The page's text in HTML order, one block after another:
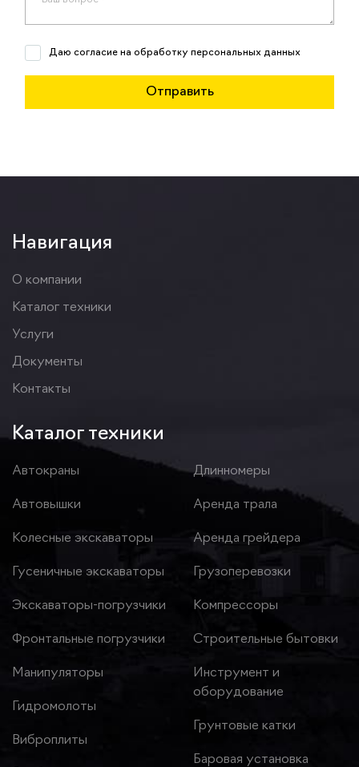
Даю согласие на обработку персональных данных
Навигация
О компании
Каталог техники
Услуги
Документы
Контакты
Каталог техники
Автокраны
Автовышки
Колесные экскаваторы
Гусеничные экскаваторы
Экскаваторы-погрузчики
Фронтальные погрузчики
Манипуляторы
Гидромолоты
Виброплиты
Длинномеры
Аренда трала
Аренда грейдера
Грузоперевозки
Компрессоры
Строительные бытовки
Инструмент и
оборудование
Грунтовые катки
Баровая установка